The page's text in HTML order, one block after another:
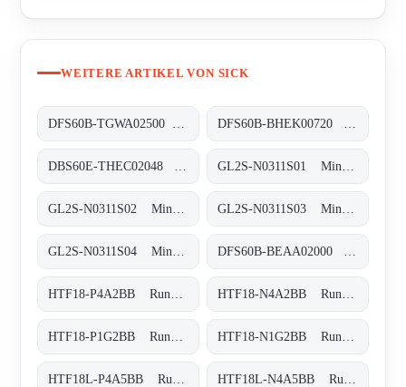
WEITERE ARTIKEL VON SICK